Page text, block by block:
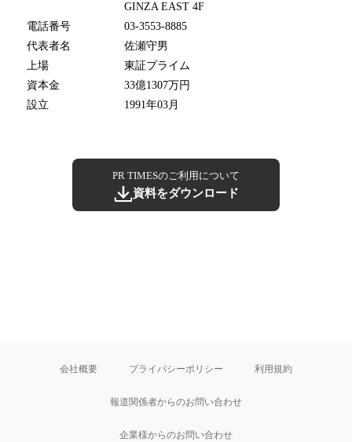
GINZA EAST 4F
電話番号
03-3553-8885
代表者名
佐瀬守男
上場
東証プライム
資本金
33億1307万円
設立
1991年03月
PR TIMESのご利用について
資料をダウンロード
会社概要 プライバシーポリシー 利用規約
報道関係者からのお問い合わせ
企業様からのお問い合わせ